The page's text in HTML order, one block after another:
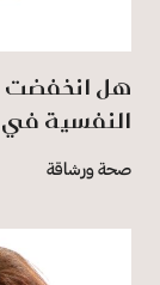
هل انخفضت
النفسية في
صحة ورشاقة